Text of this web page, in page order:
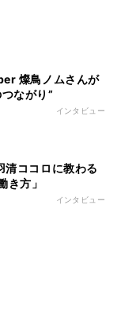
燦鳥ノムさんが
ながり”
インタビュー
ココロに教わる
き方」
インタビュー